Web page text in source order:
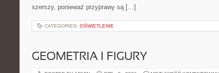
szerszy, ponieważ przyprawy są […]
CATEGORIES: OŚWIETLENIE
GEOMETRIA I FIGURY